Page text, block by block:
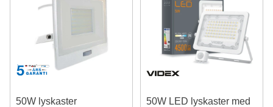
50W lyskaster
50W LED lyskaster med